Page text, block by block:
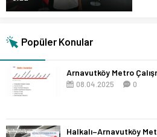
Popüler Konular
Arnavutköy Metro
08.04.2025 0
Halkalı–Arnavutköy